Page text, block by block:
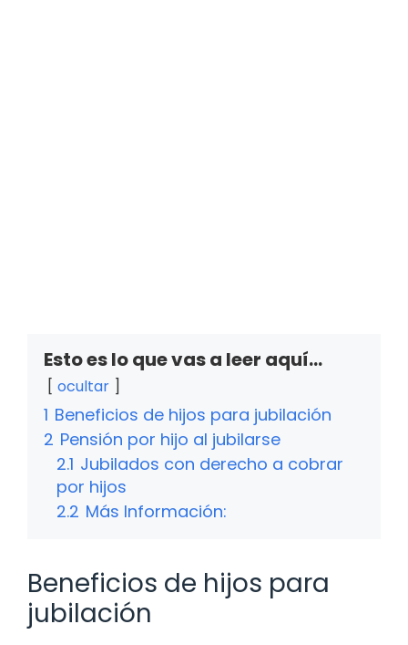
Esto es lo que vas a leer aquí...
ocultar
1 Beneficios de hijos para jubilación
2 Pensión por hijo al jubilarse
2.1 Jubilados con derecho a cobrar
por hijos
2.2 Más Información:
Beneficios de hijos para
jubilación